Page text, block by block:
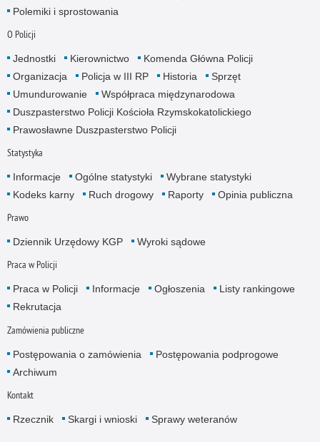
Polemiki i sprostowania
O Policji
Jednostki Kierownictwo
Komenda Główna Policji
Organizacja
Policja w III RP Historia
Sprzęt
Umundurowanie
Współpraca międzynarodowa
Duszpasterstwo Policji Kościoła Rzymskokatolickiego
Prawosławne Duszpasterstwo Policji
Statystyka
Informacje Ogólne statystyki
Wybrane statystyki
Kodeks karny
Ruch drogowy Raporty Opinia publiczna
Prawo
Dziennik Urzędowy KGP Wyroki sądowe
Praca w Policji
Praca w Policji Informacje Ogłoszenia
Listy rankingowe
Rekrutacja
Zamówienia publiczne
Postępowania o zamówienia
Postępowania podprogowe
Archiwum
Kontakt
Rzecznik Skargi i wnioski Sprawy weteranów